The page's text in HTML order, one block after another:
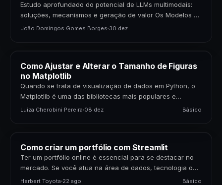
Estudo aprofundado do potencial de LLMs multimodais:
soluções, mecanismos e geração de valor Os Modelos de
Linguagem de Grande Porte (LLMs) multimodais
João Domingos Gomes Borges 30 dez
Como Ajustar e Alterar o Tamanho de Figuras
no Matplotlib
Quando se trata de visualização de dados em Python, o
Matplotlib é uma das bibliotecas mais populares e
poderosas disponíveis. Para cientistas de dados,…
Luiza Cherobini Pereira 08 dez Básico
Como criar um portfólio com Streamlit
Ter um portfólio online é essencial para se destacar no
mercado. Se você atua na área de dados, tecnologia ou
negócios, apresentar seus projetos…
Herbert Toyota 22 ago Básico